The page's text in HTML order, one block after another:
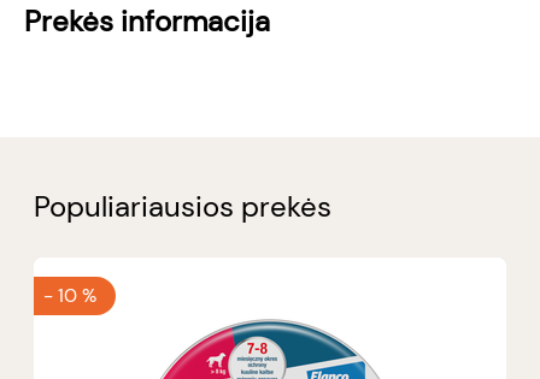
Prekės informacija
Populiariausios prekės
-10 %